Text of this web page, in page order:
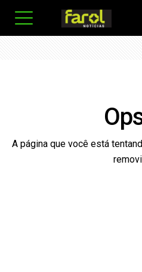
A página que você está